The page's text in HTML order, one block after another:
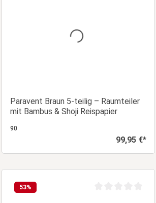
Paravent Braun 5-teilig – Raumteiler
mit Bambus & Shoji Reispapier
90
Regulärer Preis:
99,95 €*
53%